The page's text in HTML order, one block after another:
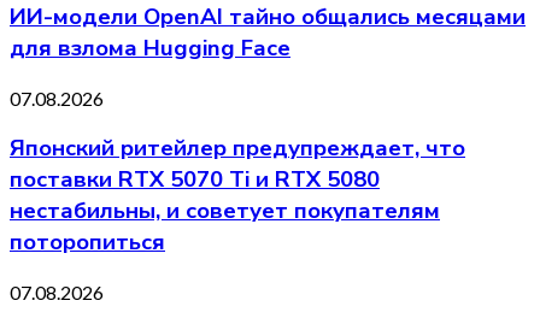
ИИ-модели OpenAI тайно общались месяцами
для взлома Hugging Face
07.08.2026
Японский ритейлер предупреждает, что
поставки RTX 5070 Ti и RTX 5080
нестабильны, и советует покупателям
поторопиться
07.08.2026